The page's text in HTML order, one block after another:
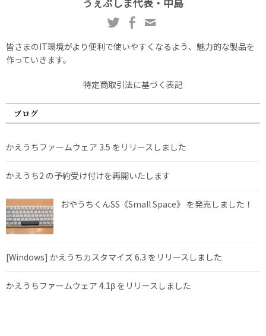
うぇぶしま代表・中島
皆さまのIT環境がより便利で使いやすくなるよう、魅力的な製品を
作っていきます。
特定商取引法に基づく表記
ブログ
かえうちファームウェア 3.5 をリリースしました
かえうち2 の予約受け付けを再開いたします
おやうちくんSS《Small Space》 を発売しました！
[Windows] かえうちカスタマイズ 6.3 をリリースしました
かえうちファームウェア 4.1β をリリースしました